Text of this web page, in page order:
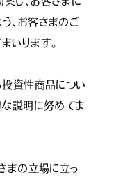
し、お客さまに
、お客さまのご
いります｡
投資性商品につい
な説明に努めてま
まの立場に立っ